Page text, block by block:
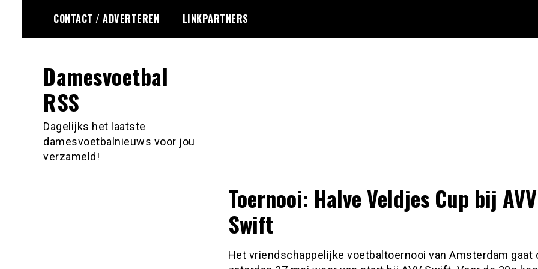
de
CONTACT / ADVERTEREN LINKPARTNERS
Damesvoetbal
RSS
Dagelijks het laatste
damesvoetbalnieuws voor jou
verzameld!
Toernooi: Halve Veldjes Cup bij AVV
Swift
Het vriendschappelijke voetbaltoernooi van Amsterdam gaat